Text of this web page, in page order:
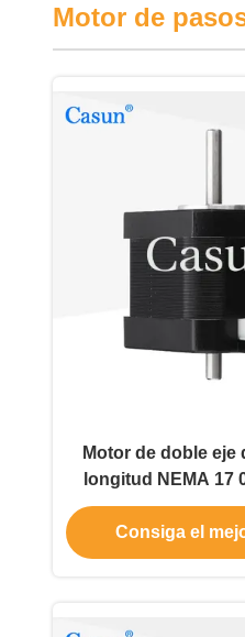
Motor de
Motor de doble eje
longitud NEMA 17
para cabeza de
Consiga el